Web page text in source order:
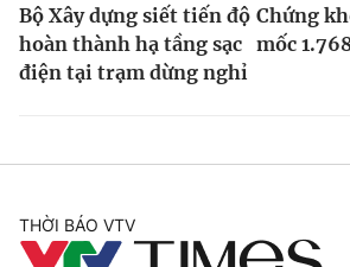
Bộ Xây dựng siết tiến độ
hoàn thành hạ tầng sạc
điện tại trạm dừng nghỉ
Chứng
mốc
THỜI BÁO VTV